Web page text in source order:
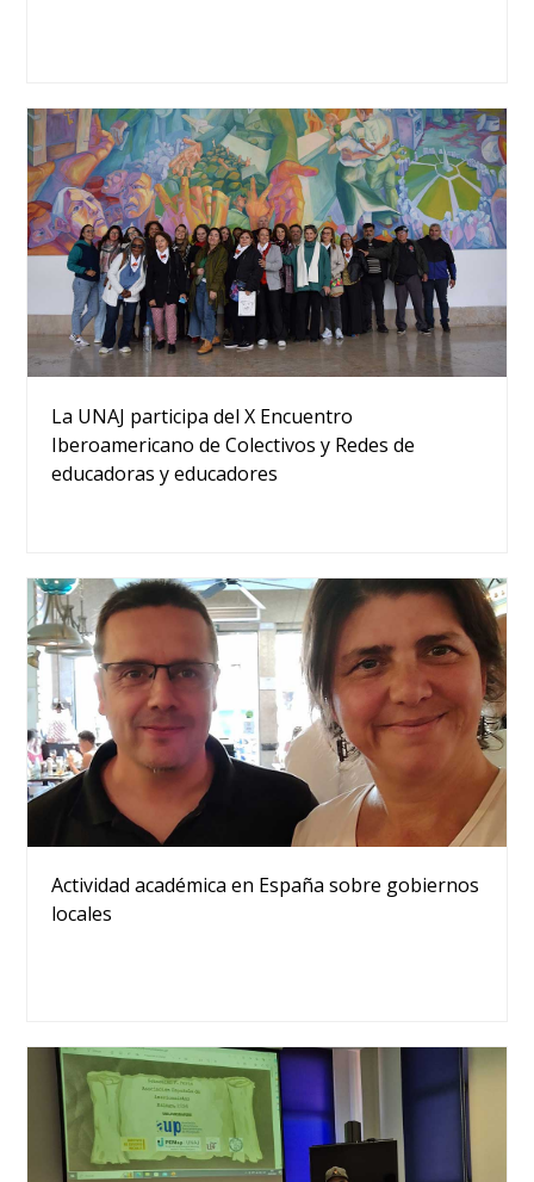
La UNAJ participa del X Encuentro
Iberoamericano de Colectivos y Redes de
educadoras y educadores
Actividad académica en España sobre gobiernos
locales